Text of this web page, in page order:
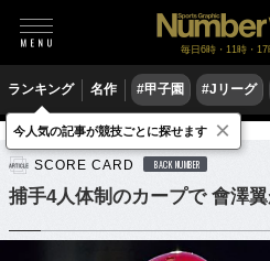
毎日6時・11時・17
ランキング 名作 #甲子園 #Jリーグ
野球 プロ野球
SCORE CARD BACK NUMBER
捕手4人体制のカープで 會澤翼
今人気の記事が競技ごとに探せます ×